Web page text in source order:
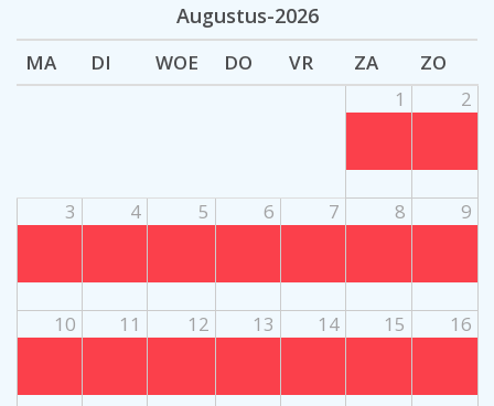
Augustus-2026
MA DI WOE DO VR ZA
ZO
1
2
3 4 5 6 7 8 9
10 11 12 13 14 15 16